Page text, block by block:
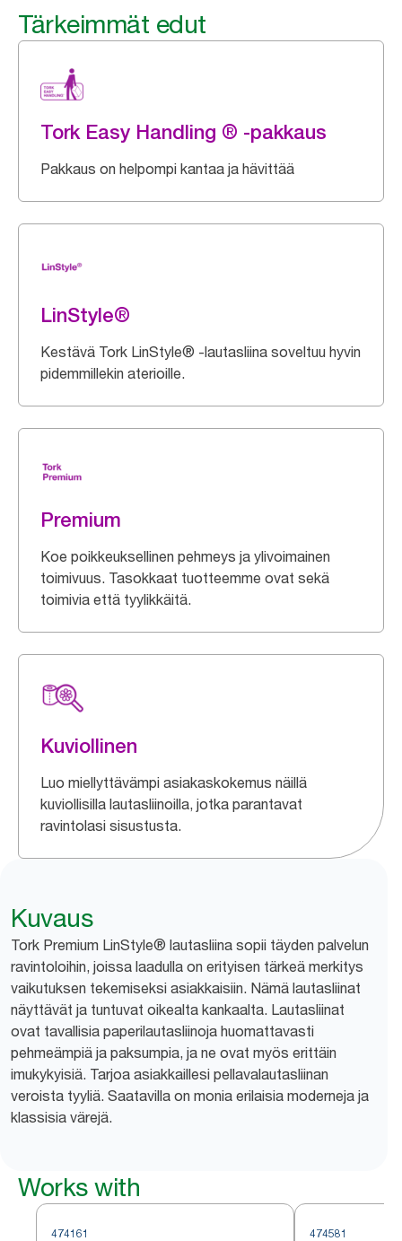
Tärkeimmät edut
Tork Easy Handling ® -pakkaus
Pakkaus on helpompi kantaa ja hävittää
LinStyle®
Kestävä Tork LinStyle® -lautasliina soveltuu hyvin
pidemmillekin aterioille.
Premium
Koe poikkeuksellinen pehmeys ja ylivoimainen
toimivuus. Tasokkaat tuotteemme ovat sekä
toimivia että tyylikkäitä.
Kuviollinen
Luo miellyttävämpi asiakaskokemus näillä
kuviollisilla lautasliinoilla, jotka parantavat
ravintolasi sisustusta.
Kuvaus
Tork Premium LinStyle® lautasliina sopii täyden palvelun
ravintoloihin, joissa laadulla on erityisen tärkeä merkitys
vaikutuksen tekemiseksi asiakkaisiin. Nämä lautasliinat
näyttävät ja tuntuvat oikealta kankaalta. Lautasliinat
ovat tavallisia paperilautasliinoja huomattavasti
pehmeämpiä ja paksumpia, ja ne ovat myös erittäin
imukykyisiä. Tarjoa asiakkaillesi pellavalautasliinan
veroista tyyliä. Saatavilla on monia erilaisia moderneja ja
klassisia värejä.
Works with
474161 474581